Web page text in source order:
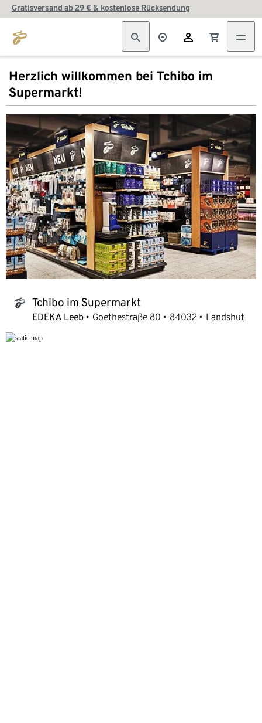
Gratisversand ab 29 € & kostenlose Rücksendung
Herzlich willkommen bei Tchibo im
Supermarkt!
tchibo_logo Tchibo im Supermarkt
EDEKA Leeb Goethestraße 80 84032 Landshut